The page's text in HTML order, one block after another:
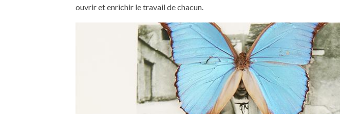
ouvrir et enrichir le travail de chacun.